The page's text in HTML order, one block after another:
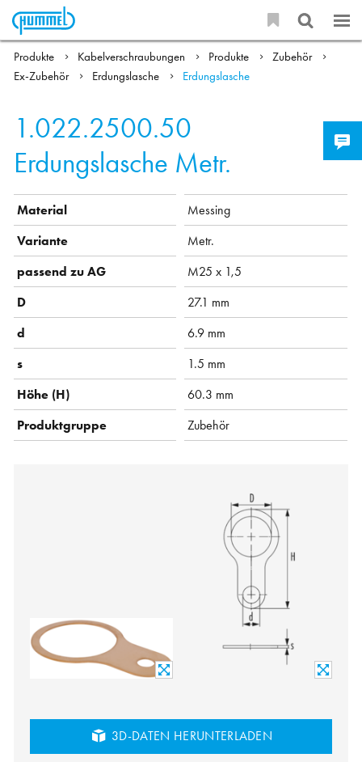
Produkte Kabelverschraubungen Produkte
Zubehör
Ex-Zubehör
Erdungslasche Erdungslasche
1.022.2500.50
Erdungslasche Metr.
Material
Messing
Variante
Metr.
passend zu AG
M25 x 1,5
D
27.1 mm
d
6.9 mm
s
1.5 mm
Höhe (H)
60.3 mm
Produktgruppe
Zubehör
3D-DATEN HERUNTERLADEN